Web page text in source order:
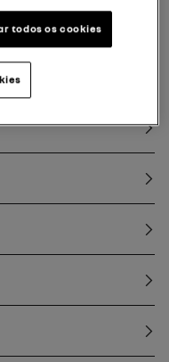
todos os cookies